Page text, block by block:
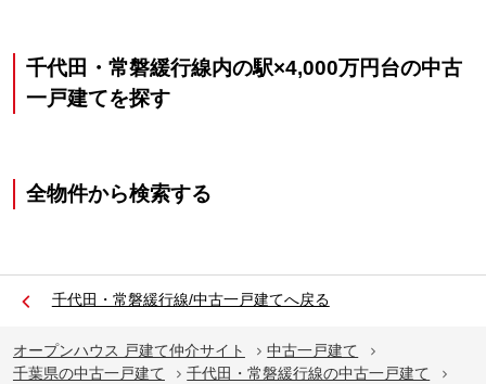
千代田・常磐緩行線内の駅×4,000万円台の中古
一戸建てを探す
全物件から検索する
千代田・常磐緩行線/中古一戸建てへ戻る
オープンハウス 戸建て仲介サイト
中古一戸建て
千葉県の中古一戸建て
千代田・常磐緩行線の中古一戸建て